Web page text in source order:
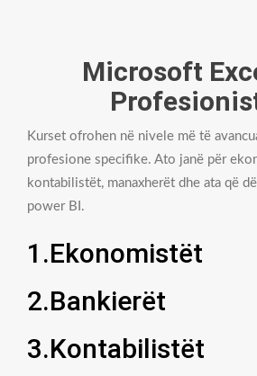
Microsoft
Kurset ofrohen në nivele më të
profesione specifike. Ato janë për
kontabilistët, manaxherët dhe ata që
power BI.
1.Ekonomistët
2.Bankierët
3.Kontabilistët